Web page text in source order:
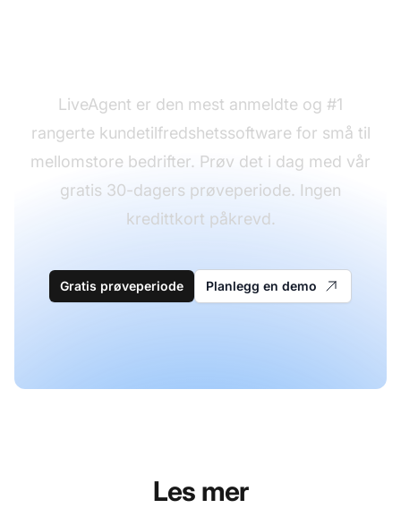
LiveAgent er den mest anmeldte og #1
rangerte kundetilfredshetssoftware for små til
mellomstore bedrifter. Prøv det i dag med vår
gratis 30-dagers prøveperiode. Ingen
kredittkort påkrevd.
Gratis prøveperiode Planlegg en demo
Les mer